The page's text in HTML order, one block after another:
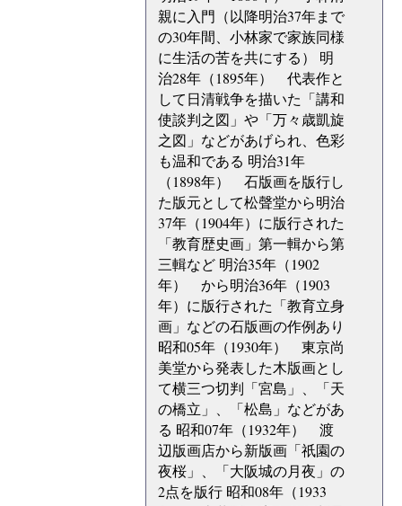
親に入門（以降明治37年まで
の30年間、小林家で家族同様
に生活の苦を共にする） 明
治28年（1895年） 代表作と
して日清戦争を描いた「講和
使談判之図」や「万々歳凱旋
之図」などがあげられ、色彩
も温和である 明治31年
（1898年） 石版画を版行し
た版元として松聲堂から明治
37年（1904年）に版行された
「教育歴史画」第一輯から第
三輯など 明治35年（1902
年） から明治36年（1903
年）に版行された「教育立身
画」などの石版画の作例あり
昭和05年（1930年） 東京尚
美堂から発表した木版画とし
て横三つ切判「宮島」、「天
の橋立」、「松島」などがあ
る 昭和07年（1932年） 渡
辺版画店から新版画「祇園の
夜桜」、「大阪城の月夜」の
2点を版行 昭和08年（1933